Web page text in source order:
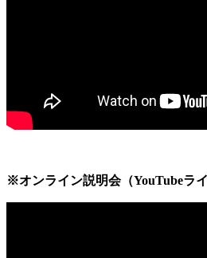
※オンライン説明会（YouTubeラ